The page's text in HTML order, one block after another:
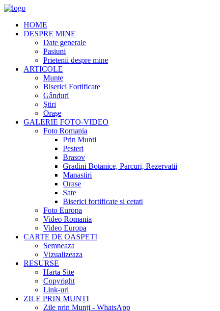
HOME
DESPRE MINE
Date generale
Pasiuni
Prietenii despre mine
ARTICOLE
Munte
Biserici Fortificate
Gânduri
Ştiri
Oraşe
GALERIE FOTO-VIDEO
Foto Romania
Prin Munti
Pesteri
Brasov
Gradini Botanice, Parcuri, Rezervatii
Manastiri
Orase
Sate
Biserici fortificate si cetati
Foto Europa
Video Romania
Video Europa
CARTE DE OASPETI
Semneaza
Vizualizeaza
RESURSE
Harta Site
Copyright
Link-uri
ZILE PRIN MUNȚI
Zile prin Munți - WhatsApp